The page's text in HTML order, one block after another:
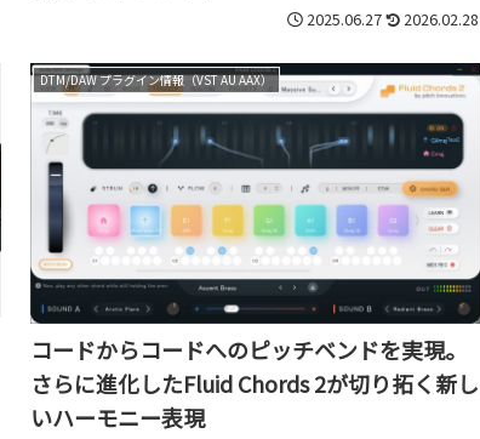
2025.06.27 2026.02.28
DTM/DAW プラグイン情報（VST AU AAX）
コードからコードへのピッチベンドを実現。
さらに進化したFluid Chords 2が切り拓く新し
いハーモニー表現